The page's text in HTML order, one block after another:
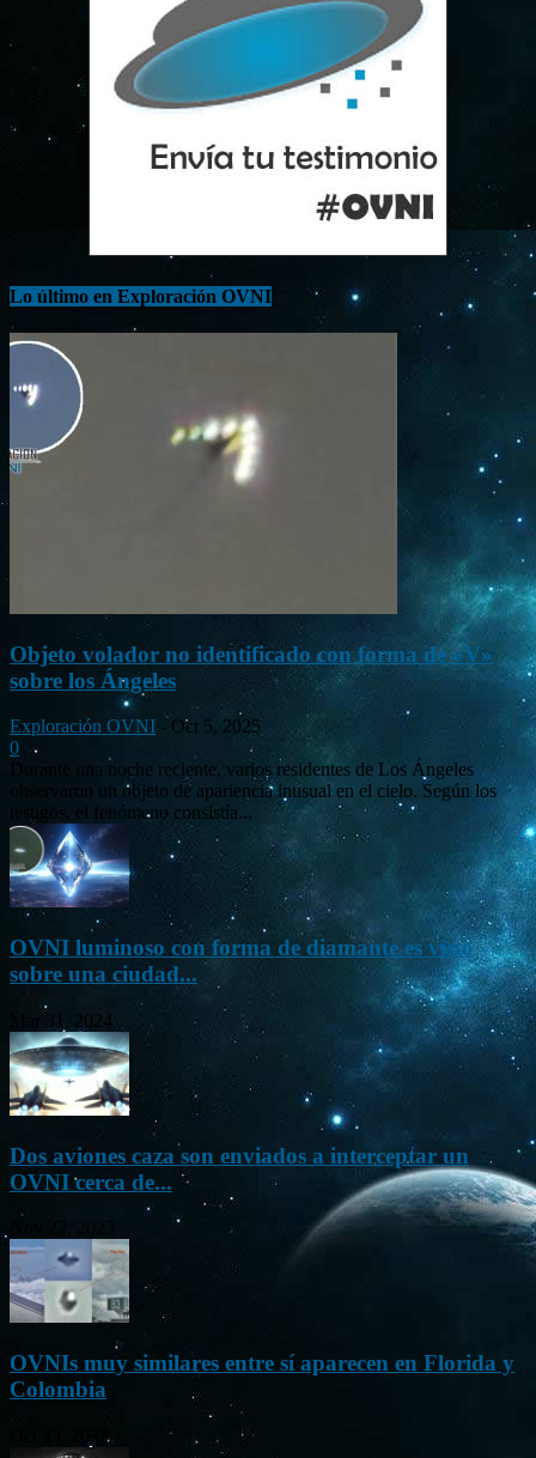
Lo último en Exploración OVNI
Objeto volador no identificado con forma de «V»
sobre los Ángeles
Exploración OVNI - Oct 5, 2025
0
Durante una noche reciente, varios residentes de Los Ángeles
observaron un objeto de apariencia inusual en el cielo. Según los
testigos, el fenómeno consistía...
OVNI luminoso con forma de diamante es visto
sobre una ciudad...
Mar 31, 2024
Dos aviones caza son enviados a interceptar un
OVNI cerca de...
OVNIs muy similares entre sí aparecen en Florida y
Colombia
Oct 23, 2023